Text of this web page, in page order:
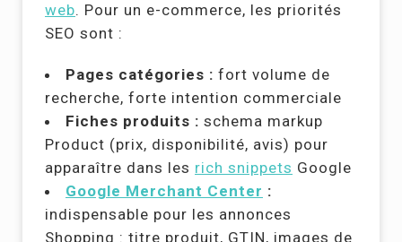
web. Pour un e-commerce, les priorités
SEO sont :
Pages catégories : fort volume de
recherche, forte intention commerciale
Fiches produits : schema markup
Product (prix, disponibilité, avis) pour
apparaître dans les rich snippets Google
Google Merchant Center :
indispensable pour les annonces
Shopping : titre produit, GTIN, images de